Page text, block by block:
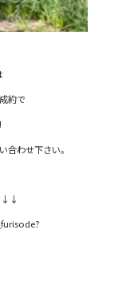
約で
合わせ下さい。